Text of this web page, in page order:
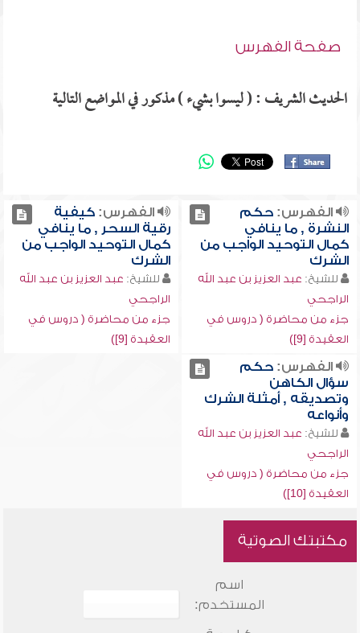
صفحة الفهرس
الحديث الشريف : ( ليسوا بشيء ) مذكور في المواضع التالية
الفهرس:حكم
النشرة , ما ينافي
كمال التوحيد الواجب من
الشرك
للشيخ: عبد العزيز بن عبد الله
الراجحي
جزء من محاضرة ( دروس في
العقيدة [9])
الفهرس:كيفية
رقية السحر , ما ينافي
كمال التوحيد الواجب من
الشرك
للشيخ: عبد العزيز بن عبد الله
الراجحي
جزء من محاضرة ( دروس في
العقيدة [9])
الفهرس:حكم
سؤال الكاهن
وتصديقه , أمثلة الشرك
وأنواعه
للشيخ: عبد العزيز بن عبد الله
الراجحي
جزء من محاضرة ( دروس في
العقيدة [10])
مكتبتك الصوتية
اسم
المستخدم: